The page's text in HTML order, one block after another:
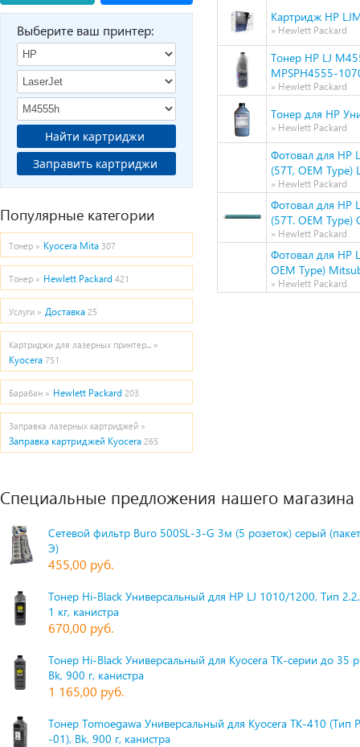
Выберите ваш принтер:
Найти картриджи
Заправить картриджи
Популярные категории
Тонер » Kyocera Mita 307
Тонер » Hewlett Packard 421
Услуги » Доставка 25
Картриджи для лазерных принтер... »
Kyocera 751
Барабан » Hewlett Packard 203
Заправка лазерных картриджей »
Заправка картриджей Kyocera 265
Картридж HP
» Hewlett Packard
Тонер HP LJ
MPSPH4555-
» Hewlett Packard
Тонер для HP
» Hewlett Packard
Фотовал для
(57Т, OEM Type)
» Hewlett Packard
Фотовал для
(57Т. OEM Type)
» Hewlett Packard
Фотовал для
OEM Type)
» Hewlett Packard
Специальные предложения нашего магазина
Сетевой фильтр Buro 500SL-3-G 3м (5 розеток) серый
Э)
455,00 руб.
Тонер Hi-Black Универсальный для HP LJ 1010/1200, Тип
1 кг, канистра
670,00 руб.
Тонер Hi-Black Универсальный для Kyocera TK-серии до 35
Bk, 900 г, канистра
1 165,00 руб.
Тонер Tomoegawa Универсальный для Kyocera TK-410 (Тип
-01), Bk, 900 г, канистра